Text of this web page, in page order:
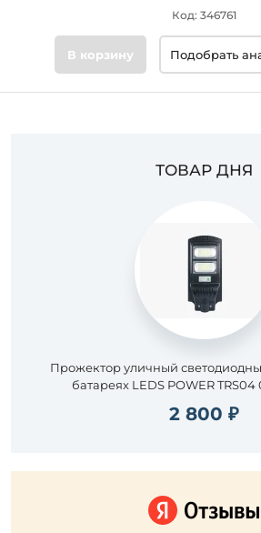
Код: 346761
В корзину Подобрать
ТОВАР ДНЯ
Прожектор уличный
батареях LEDS POWER TRS04
2 800 ₽